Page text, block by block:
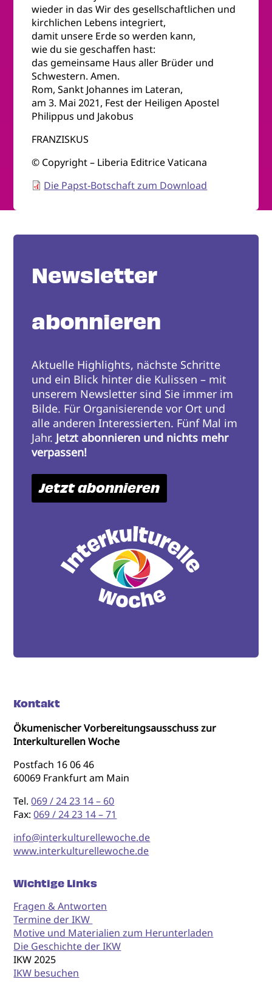
wieder in das Wir des gesellschaftlichen und
kirchlichen Lebens integriert,
damit unsere Erde so werden kann,
wie du sie geschaffen hast:
das gemeinsame Haus aller Brüder und
Schwestern. Amen.
Rom, Sankt Johannes im Lateran,
am 3. Mai 2021, Fest der Heiligen Apostel
Philippus und Jakobus
FRANZISKUS
© Copyright – Liberia Editrice Vaticana
Die Papst-Botschaft zum Download
Newsletter
abonnieren
Aktuelle Highlights, nächste Schritte
und ein Blick hinter die Kulissen – mit
unserem Newsletter sind Sie immer im
Bilde. Für Organisierende vor Ort und
alle anderen Interessierten. Fünf Mal im
Jahr. Jetzt abonnieren und nichts mehr
verpassen!
Jetzt abonnieren
Kontakt
Ökumenischer Vorbereitungsausschuss zur
Interkulturellen Woche
Postfach 16 06 46
60069 Frankfurt am Main
Tel.069 / 24 23 14 – 60
Fax:069 / 24 23 14 – 71
info@interkulturellewoche.de
www.interkulturellewoche.de
Wichtige Links
Fragen & Antworten
Termine der IKW
Motive und Materialien zum Herunterladen
Die Geschichte der IKW
IKW 2025
IKW besuchen